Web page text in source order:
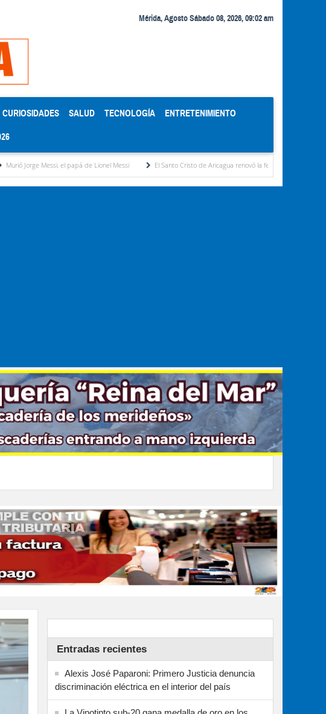
Mérida, Agosto Sábado 08, 2026, 09:02 am
CURIOSIDADES SALUD TECNOLOGÍA ENTRETENIMIENTO
el papá de Lionel Messi El Santo Cristo de Aricagua renovó la fe de miles de peregrinos en la
Entradas recientes
Alexis José Paparoni: Primero Justicia denuncia
discriminación eléctrica en el interior del país